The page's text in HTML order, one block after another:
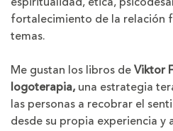
fortalecimiento de la relación
temas.
Me gustan los libros deViktor
logoterapia, una estrategia
las personas a recobrar el
desde su propia experiencia y